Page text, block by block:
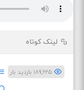
لینک کوتاه
۱۸۹,۶۲۵ بازدید بار